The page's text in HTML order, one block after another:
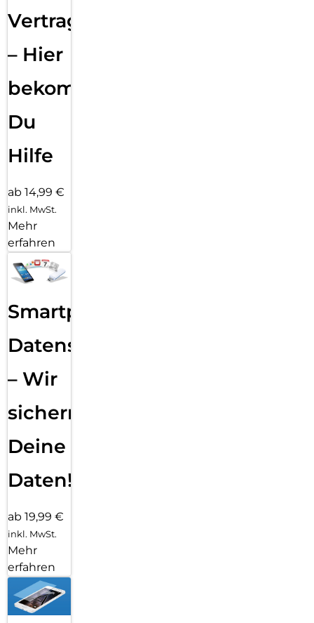
Vertragsabwicklung
– Hier
bekommst
Du
Hilfe
ab 14,99 €
inkl. MwSt.
Mehr
erfahren
Smartphone
Datensicherung
– Wir
sichern
Deine
Daten!
ab 19,99 €
inkl. MwSt.
Mehr
erfahren